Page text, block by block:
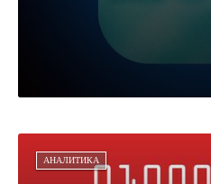
АНАЛИТИКА